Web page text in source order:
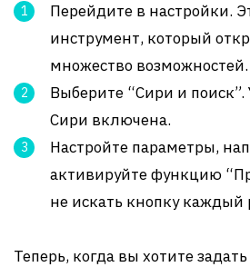
Перейдите в настройки.
инструмент, который
множество возможностей.
Выберите “Сири и поиск”.
Сири включена.
Настройте параметры,
активируйте функцию
не искать кнопку каждый
Теперь, когда вы хотите